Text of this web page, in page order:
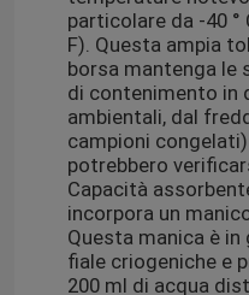
particolare da -40 °
F). Questa ampia
borsa mantenga le
di contenimento in
ambientali, dal
campioni
potrebbero
Capacità
incorpora un
Questa manica è
fiale criogeniche e
200 ml di acqua